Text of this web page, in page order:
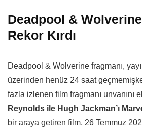
Deadpool &
Rekor Kırdı
Deadpool & Wolverine fragmanı,
üzerinden henüz 24 saat
fazla izlenen film fragmanı unvanını
Reynolds ile Hugh Jackman’ı
bir araya getiren film, 26 Temmuz